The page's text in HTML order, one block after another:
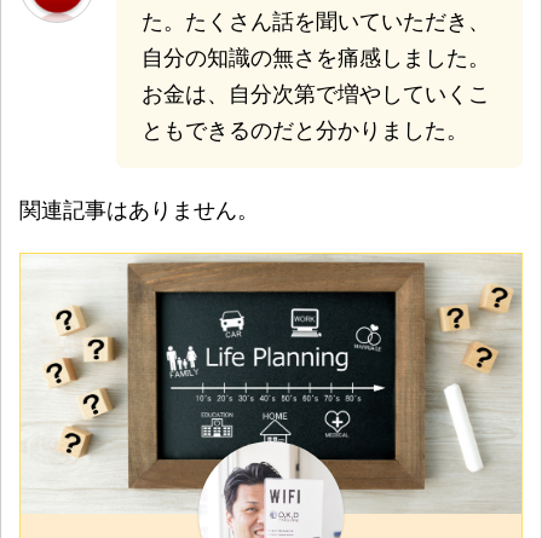
た。たくさん話を聞いていただき、
自分の知識の無さを痛感しました。
お金は、自分次第で増やしていくこ
ともできるのだと分かりました。
関連記事はありません。